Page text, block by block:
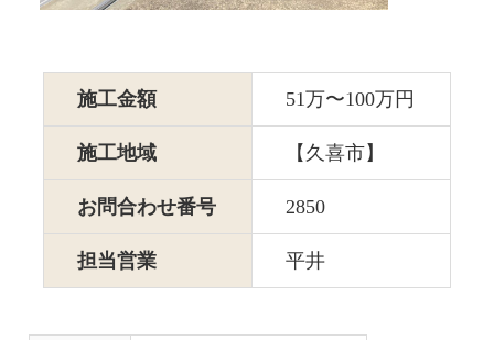
施工金額 51万〜100万円
施工地域 【久喜市】
お問合わせ番号 2850
担当営業 平井